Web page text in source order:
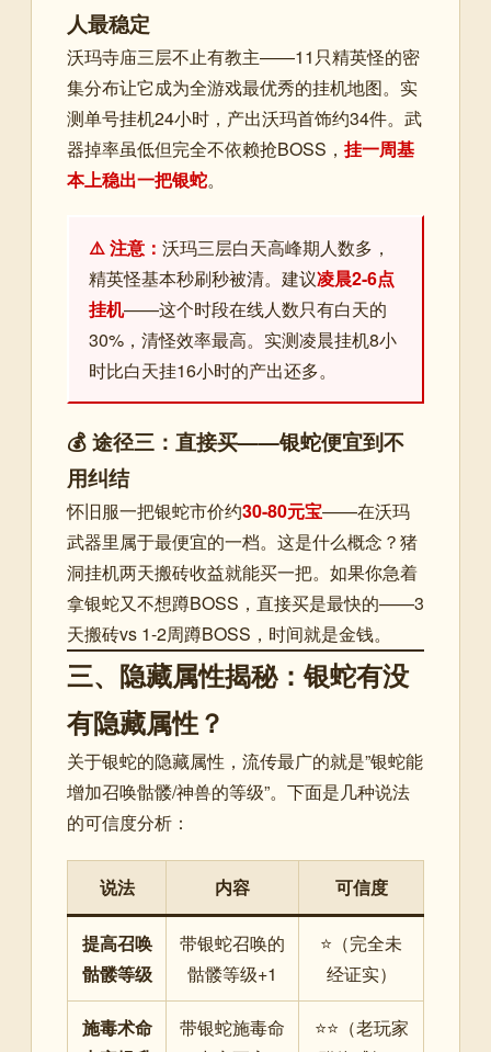
人最稳定
沃玛寺庙三层不止有教主——11只精英怪的密
集分布让它成为全游戏最优秀的挂机地图。实
测单号挂机24小时，产出沃玛首饰约34件。武
器掉率虽低但完全不依赖抢BOSS， 挂一周基
本上稳出一把银蛇。
⚠️ 注意： 沃玛三层白天高峰期人数多，
精英怪基本秒刷秒被清。建议凌晨2-6点
挂机——这个时段在线人数只有白天的
30%，清怪效率最高。实测凌晨挂机8小
时比白天挂16小时的产出还多。
💰 途径三：直接买——银蛇便宜到不
用纠结
怀旧服一把银蛇市价约30-80元宝——在沃玛
武器里属于最便宜的一档。这是什么概念？猪
洞挂机两天搬砖收益就能买一把。如果你急着
拿银蛇又不想蹲BOSS，直接买是最快的——3
天搬砖vs 1-2周蹲BOSS，时间就是金钱。
三、隐藏属性揭秘：银蛇有没
有隐藏属性？
关于银蛇的隐藏属性，流传最广的就是”银蛇能
增加召唤骷髅/神兽的等级”。下面是几种说法
的可信度分析：
说法 内容 可信度
提高召唤
骷髅等级
带银蛇召唤的
骷髅等级+1
⭐（完全未
经证实）
施毒术命
带银蛇施毒命
⭐⭐（老玩家